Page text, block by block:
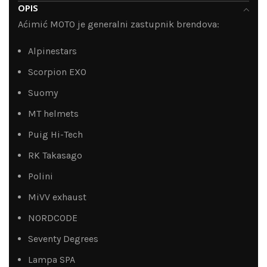
OPIS
Aćimić MOTO je generalni zastupnik brendova:
Alpinestars
Scorpion EXO
Suomy
MT helmets
Puig Hi-Tech
RK Takasago
Polini
MiVV exhaust
NORDCODE
Seventy Degrees
Lampa SPA